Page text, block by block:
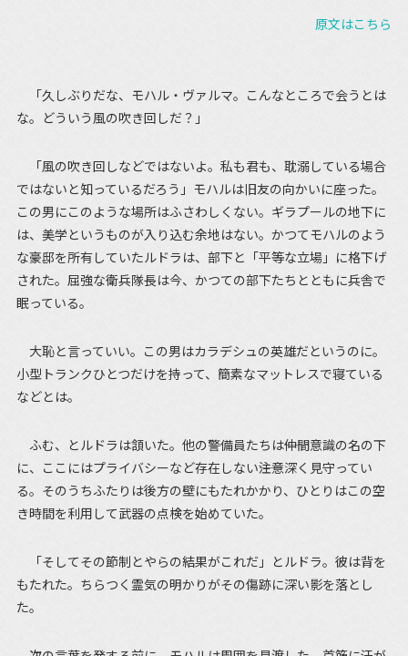
原文はこちら
「久しぶりだな、モハル・ヴァルマ。こんなところで会うとは
な。どういう風の吹き回しだ？」
「風の吹き回しなどではないよ。私も君も、耽溺している場合
ではないと知っているだろう」モハルは旧友の向かいに座った。
この男にこのような場所はふさわしくない。ギラプールの地下に
は、美学というものが入り込む余地はない。かつてモハルのよう
な豪邸を所有していたルドラは、部下と「平等な立場」に格下げ
された。屈強な衛兵隊長は今、かつての部下たちとともに兵舎で
眠っている。
大恥と言っていい。この男はカラデシュの英雄だというのに。
小型トランクひとつだけを持って、簡素なマットレスで寝ている
などとは。
ふむ、とルドラは頷いた。他の警備員たちは――仲間意識の名の下
に、ここにはプライバシーなど存在しない――注意深く見守ってい
る。そのうちふたりは後方の壁にもたれかかり、ひとりはこの空
き時間を利用して武器の点検を始めていた。
「そしてその節制とやらの結果がこれだ」とルドラ。彼は背を
もたれた。ちらつく霊気の明かりがその傷跡に深い影を落とし
た。